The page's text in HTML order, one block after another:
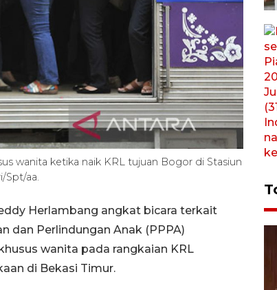
wanita ketika naik KRL tujuan Bogor di Stasiun
Spt/aa.
Herlambang angkat bicara terkait
dan Perlindungan Anak (PPPA)
wanita pada rangkaian KRL
di Bekasi Timur.